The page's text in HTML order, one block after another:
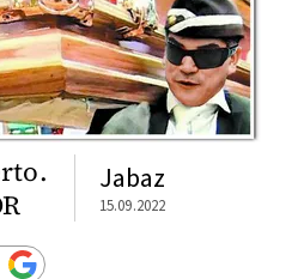
Jabaz
15.09.2022